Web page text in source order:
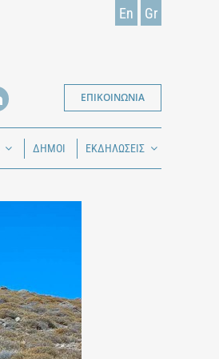
En Gr
ΕΠΙΚΟΙΝΩΝΙΑ
ΔΗΜΟΙ ΕΚΔΗΛΩΣΕΙΣ